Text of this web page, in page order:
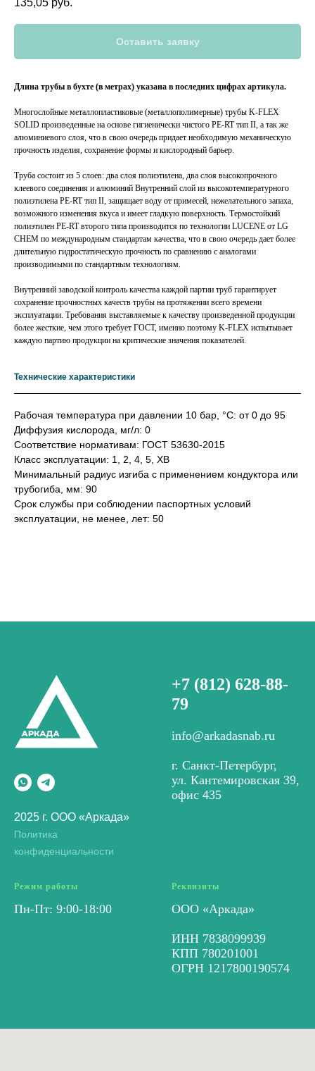
135,05 руб.
Оставить заявку
Длина трубы в бухте (в метрах) указана в последних цифрах артикула.
Многослойные металлопластиковые (металлополимерные) трубы K-FLEX
SOLID произведенные на основе гигиенически чистого PE-RT тип II, а так же
алюминиевого слоя, что в свою очередь придает необходимую механическую
прочность изделия, сохранение формы и кислородный барьер.
Труба состоит из 5 слоев: два слоя полиэтилена, два слоя высокопрочного
клеевого соединения и алюминий Внутренний слой из высокотемпературного
полиэтилена PE-RT тип II, защищает воду от примесей, нежелательного запаха,
возможного изменения вкуса и имеет гладкую поверхность. Термостойкий
полиэтилен PE-RT второго типа производится по технологии LUCENE от LG
CHEM по международным стандартам качества, что в свою очередь дает более
длительную гидростатическую прочность по сравнению с аналогами
производимыми по стандартным технологиям.
Внутренний заводской контроль качества каждой партии труб гарантирует
сохранение прочностных качеств трубы на протяжении всего времени
эксплуатации. Требования выставляемые к качеству произведенной продукции
более жесткие, чем этого требует ГОСТ, именно поэтому K-FLEX испытывает
каждую партию продукции на критические значения показателей.
Технические характеристики
Рабочая температура при давлении 10 бар, °С: от 0 до 95
Диффузия кислорода, мг/л: 0
Соответствие нормативам: ГОСТ 53630-2015
Класс эксплуатации: 1, 2, 4, 5, ХВ
Минимальный радиус изгиба с применением кондуктора или
трубогиба, мм: 90
Срок службы при соблюдении паспортных условий
эксплуатации, не менее, лет: 50
2025 г. ООО «Аркада»
Политика
конфиденциальности
+7 (812) 628-88-
79
info@arkadasnab.ru
г. Санкт-Петербург,
ул. Кантемировская 39,
офис 435
Режим работы
Пн-Пт: 9:00-18:00
Реквизиты
ООО «Аркада»
ИНН 7838099939
КПП 780201001
ОГРН 1217800190574